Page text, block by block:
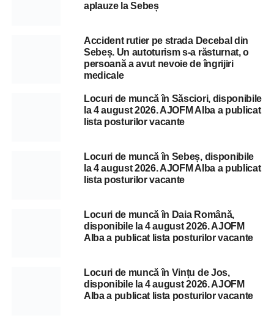
aplauze la Sebeș
Accident rutier pe strada Decebal din
Sebeș. Un autoturism s-a răsturnat, o
persoană a avut nevoie de îngrijiri
medicale
Locuri de muncă în Săsciori, disponibile
la 4 august 2026. AJOFM Alba a publicat
lista posturilor vacante
Locuri de muncă în Sebeș, disponibile
la 4 august 2026. AJOFM Alba a publicat
lista posturilor vacante
Locuri de muncă în Daia Română,
disponibile la 4 august 2026. AJOFM
Alba a publicat lista posturilor vacante
Locuri de muncă în Vințu de Jos,
disponibile la 4 august 2026. AJOFM
Alba a publicat lista posturilor vacante